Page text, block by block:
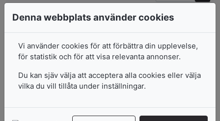
CC Hobby Piprensare 9MM Gul 51606
34kr 7-10 arbetsdagar
Piprensare
1 Förp., 15 Mix., L: 30 cm, 15 mm, Mixade Färger
34kr I lager: 1-3 arbetsdagar
Denna webbplats använder cookies
Vi använder cookies för att förbättra din upplevelse,
för statistik och för att visa relevanta annonser.
Du kan sjäv välja att acceptera alla cookies eller välja
vilka du vill tillåta under inställningar.